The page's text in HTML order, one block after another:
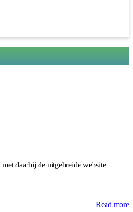
daarbij de uitgebreide website
Read more